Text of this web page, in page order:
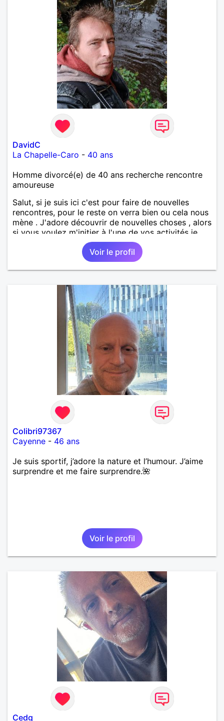
professionnelle et agent de sécurité privée et
agents SIAP1. ET télésurveillance et vidéo
protection dans les casino supermarché. en CDI
Mes passions. Sont la robotique ,vtt ,Echeque
,astronomie . Service militaire belfort 35 régiment d
infanterie et engager sur 5 ans.de (1998 a 2003.)
Divers je fait en moyenne 6 km de marche par jour
a pieds. A la fin de mon travail a mon domicile. J 'ai
un rêve cet de construire une vie a deux en
harmonie. Si je pourrais lui décrocher la lune je le
ferais. A chaque fois que je vois un beau ciel étoilé
je rêve d' être avec quelqu'un.
DavidC
La Chapelle-Caro - 40 ans
Homme divorcé(e) de 40 ans recherche rencontre
amoureuse
Salut, si je suis ici c'est pour faire de nouvelles
rencontres, pour le reste on verra bien ou cela nous
mène . J'adore découvrir de nouvelles choses , alors
si vous voulez m'initier à l'une de vos activités je
Voir le profil
Colibri97367
Cayenne - 46 ans
Je suis sportif, j’adore la nature et l’humour. J’aime
surprendre et me faire surprendre.🌺
Voir le profil
Cedg